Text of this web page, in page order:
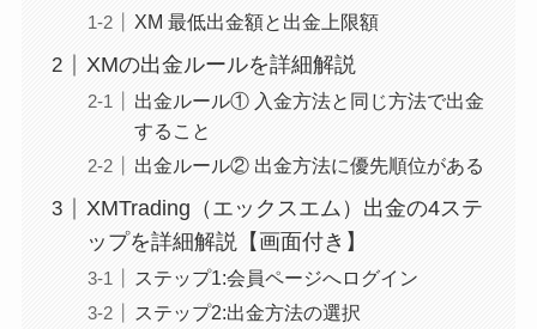
XM 最低出金額と出金上限額
XMの出金ルールを詳細解説
出金ルール① 入金方法と同じ方法で出金
すること
出金ルール② 出金方法に優先順位がある
XMTrading（エックスエム）出金の4ステ
ップを詳細解説【画面付き】
ステップ1:会員ページへログイン
ステップ2:出金方法の選択